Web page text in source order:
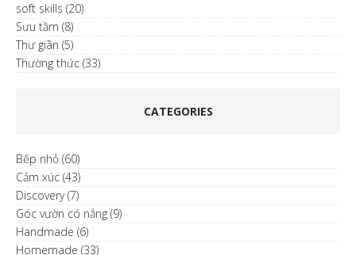
soft skills (20)
Sưu tầm (8)
Thư giãn (5)
Thường thức (33)
CATEGORIES
Bếp nhỏ (60)
Cảm xúc (43)
Discovery(7)
Góc vườn có nắng (9)
Handmade (6)
Homemade (33)